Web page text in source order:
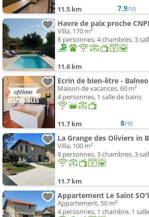
11.5 km 7.9/10
Havre de paix proche
Villa, 170 m²
8 personnes, 4 chambres, 3
11.6 km
Maison de vacances, 60 m²
4 personnes, 1 salle de bains
11.7 km 8/10
La Grange des Oliviers in
Villa, 100 m²
8 personnes, 3 chambres, 3
11.7 km
Appartement, 50 m²
4 personnes, 1 chambre, 1